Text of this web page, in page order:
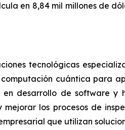
en 8,84 mil millones de
tecnológicas
cuántica para
desarrollo de software
los procesos de
que utilizan